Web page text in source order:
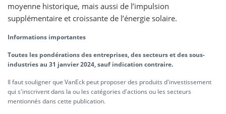
moyenne historique, mais aussi de l’impulsion
supplémentaire et croissante de l’énergie solaire.
Informations importantes
Toutes les pondérations des entreprises, des secteurs et des sous-
industries au 31 janvier 2024, sauf indication contraire.
Il faut souligner que VanEck peut proposer des produits d'investissement
qui s'inscrivent dans la ou les catégories d'actions ou les secteurs
mentionnés dans cette publication.